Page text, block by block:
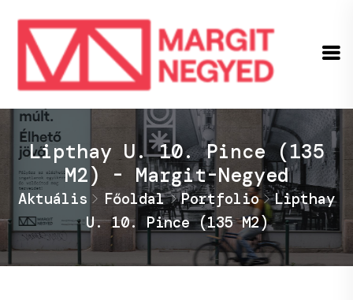
Lipthay U. 10. Pince (135
M2) - Margit-Negyed
Aktuális Főoldal Portfolio
Lipthay
U. 10. Pince (135 M2)